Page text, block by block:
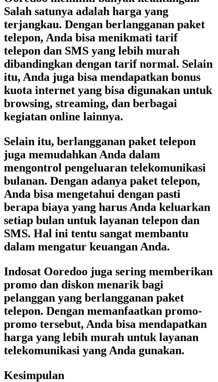
Salah satunya adalah harga yang
terjangkau. Dengan berlangganan paket
telepon, Anda bisa menikmati tarif
telepon dan SMS yang lebih murah
dibandingkan dengan tarif normal. Selain
itu, Anda juga bisa mendapatkan bonus
kuota internet yang bisa digunakan untuk
browsing, streaming, dan berbagai
kegiatan online lainnya.
Selain itu, berlangganan paket telepon
juga memudahkan Anda dalam
mengontrol pengeluaran telekomunikasi
bulanan. Dengan adanya paket telepon,
Anda bisa mengetahui dengan pasti
berapa biaya yang harus Anda keluarkan
setiap bulan untuk layanan telepon dan
SMS. Hal ini tentu sangat membantu
dalam mengatur keuangan Anda.
Indosat Ooredoo juga sering memberikan
promo dan diskon menarik bagi
pelanggan yang berlangganan paket
telepon. Dengan memanfaatkan promo-
promo tersebut, Anda bisa mendapatkan
harga yang lebih murah untuk layanan
telekomunikasi yang Anda gunakan.
Kesimpulan